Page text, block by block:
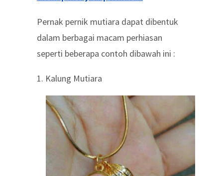
Pernak pernik mutiara dapat dibentuk
dalam berbagai macam perhiasan
seperti beberapa contoh dibawah ini :
1. Kalung Mutiara